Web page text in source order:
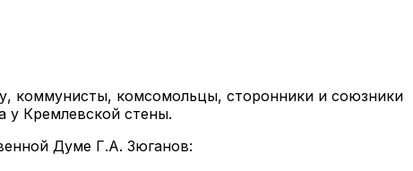
коммунисты, комсомольцы, сторонники и союзники
у Кремлевской стены.
Думе Г.А. Зюганов: